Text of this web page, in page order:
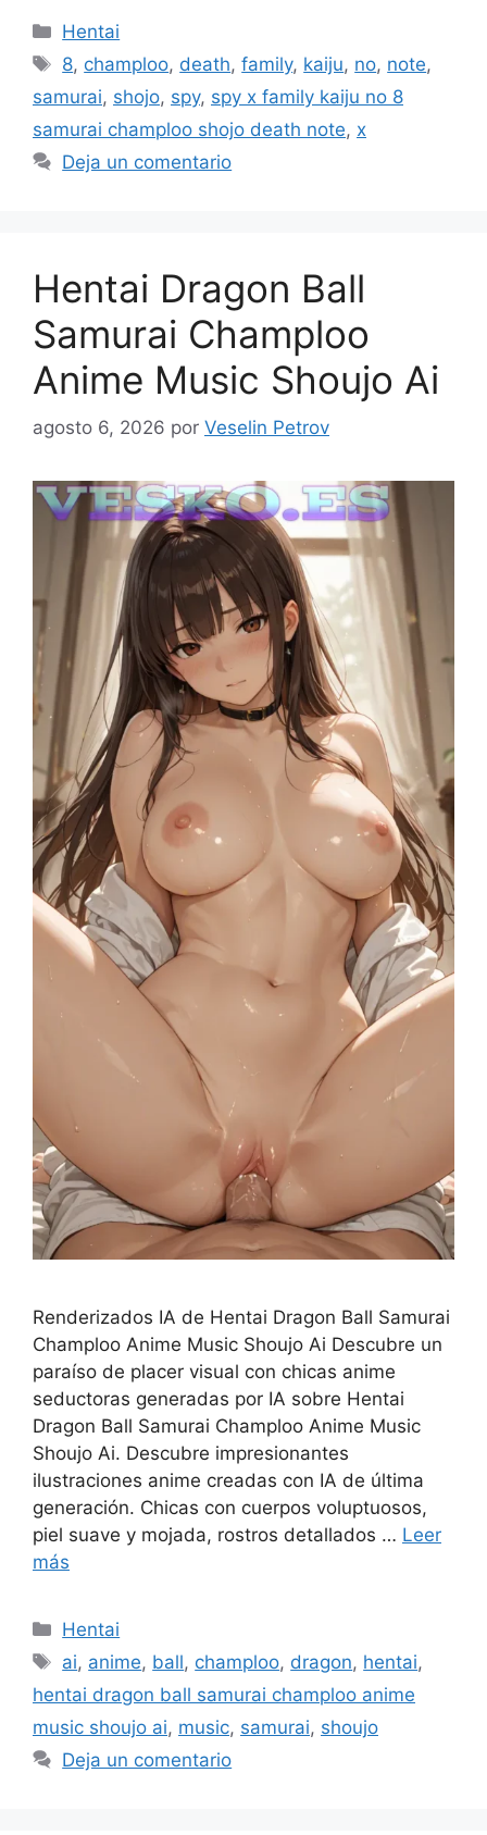
Categorías
Hentai
Etiquetas
8, champloo, death,family, kaiju, no, note,
samurai, shojo, spy, spy x family kaiju no 8
samurai champloo shojo death note, x
Deja un comentario
Hentai Dragon Ball
Samurai Champloo
Anime Music Shoujo Ai
agosto 6, 2026 por Veselin Petrov
Renderizados IA de Hentai Dragon Ball Samurai
Champloo Anime Music Shoujo Ai Descubre un
paraíso de placer visual con chicas anime
seductoras generadas por IA sobre Hentai
Dragon Ball Samurai Champloo Anime Music
Shoujo Ai. Descubre impresionantes
ilustraciones anime creadas con IA de última
generación. Chicas con cuerpos voluptuosos,
piel suave y mojada, rostros detallados … Leer
más
Categorías
Hentai
Etiquetas
ai, anime, ball, champloo, dragon, hentai,
hentai dragon ball samurai champloo anime
music shoujo ai, music, samurai, shoujo
Deja un comentario